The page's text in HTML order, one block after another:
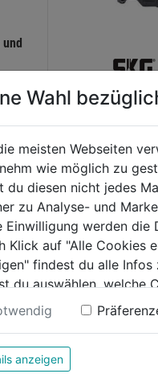
Faust-
0.0 (0)
0.0
von
5
Sternen.
4,19€
Bewertung
Wahl
meisten Webseiten
wie möglich zu
du diesen nicht jedes
zu Analyse- und
Einwilligung werden die
Klick auf "Alle Cookies
findest du alle
du auswählen, welche
Informationen findest
anzeigen